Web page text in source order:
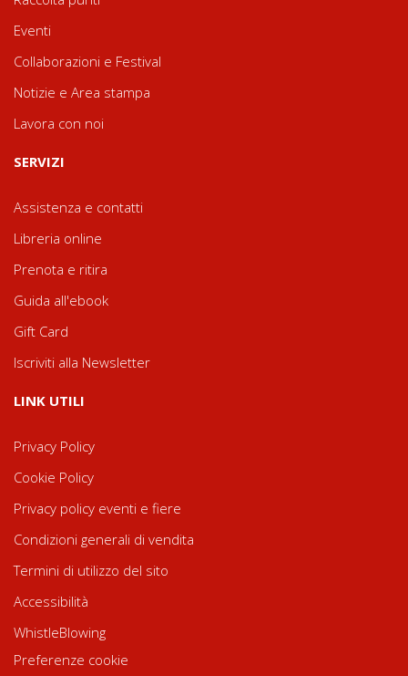
Eventi
Collaborazioni e Festival
Notizie e Area stampa
Lavora con noi
SERVIZI
Assistenza e contatti
Libreria online
Prenota e ritira
Guida all'ebook
Gift Card
Iscriviti alla Newsletter
LINK UTILI
Privacy Policy
Cookie Policy
Privacy policy eventi e fiere
Condizioni generali di vendita
Termini di utilizzo del sito
Accessibilità
WhistleBlowing
Preferenze cookie